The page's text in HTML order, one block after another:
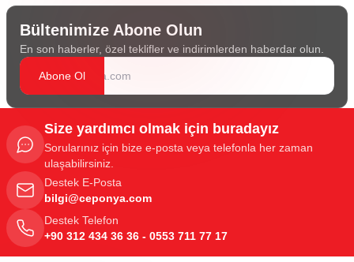
Bültenimize Abone Olun
En son haberler, özel teklifler ve indirimlerden haberdar olun.
Abone Ol
Size yardımcı olmak için buradayız
Sorularınız için bize e-posta veya telefonla her zaman
ulaşabilirsiniz.
Destek E-Posta
bilgi@ceponya.com
Destek Telefon
+90 312 434 36 36 - 0553 711 77 17